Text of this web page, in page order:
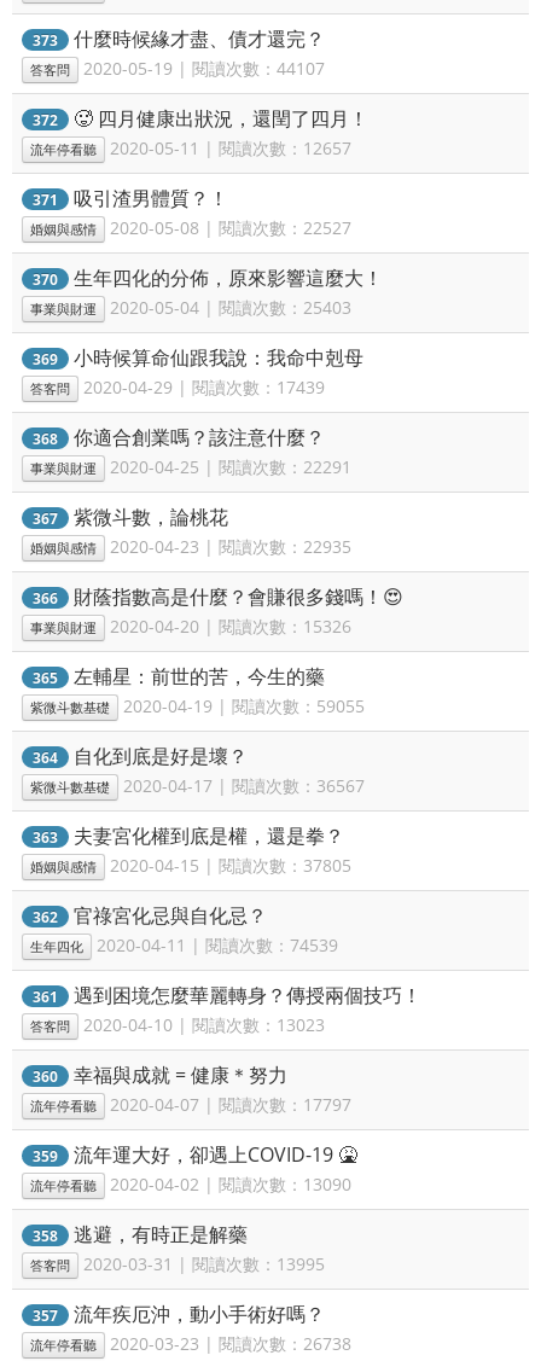
373 什麼時候緣才盡、債才還完？
答客問 2020-05-19 | 閱讀次數：44107
372 🥵 四月健康出狀況，還閏了四月！
流年停看聽 2020-05-11 | 閱讀次數：12657
371 吸引渣男體質？！
婚姻與感情 2020-05-08 | 閱讀次數：22527
370 生年四化的分佈，原來影響這麼大！
事業與財運 2020-05-04 | 閱讀次數：25403
369 小時候算命仙跟我說：我命中剋母
答客問 2020-04-29 | 閱讀次數：17439
368 你適合創業嗎？該注意什麼？
事業與財運 2020-04-25 | 閱讀次數：22291
367 紫微斗數，論桃花
婚姻與感情 2020-04-23 | 閱讀次數：22935
366 財蔭指數高是什麼？會賺很多錢嗎！😍
事業與財運 2020-04-20 | 閱讀次數：15326
365 左輔星：前世的苦，今生的藥
紫微斗數基礎 2020-04-19 | 閱讀次數：59055
364 自化到底是好是壞？
紫微斗數基礎 2020-04-17 | 閱讀次數：36567
363 夫妻宮化權到底是權，還是拳？
婚姻與感情 2020-04-15 | 閱讀次數：37805
362 官祿宮化忌與自化忌？
生年四化 2020-04-11 | 閱讀次數：74539
361 遇到困境怎麼華麗轉身？傳授兩個技巧！
答客問 2020-04-10 | 閱讀次數：13023
360 幸福與成就 = 健康＊努力
流年停看聽 2020-04-07 | 閱讀次數：17797
359 流年運大好，卻遇上COVID-19 🤮
流年停看聽 2020-04-02 | 閱讀次數：13090
358 逃避，有時正是解藥
答客問 2020-03-31 | 閱讀次數：13995
357 流年疾厄沖，動小手術好嗎？
流年停看聽 2020-03-23 | 閱讀次數：26738